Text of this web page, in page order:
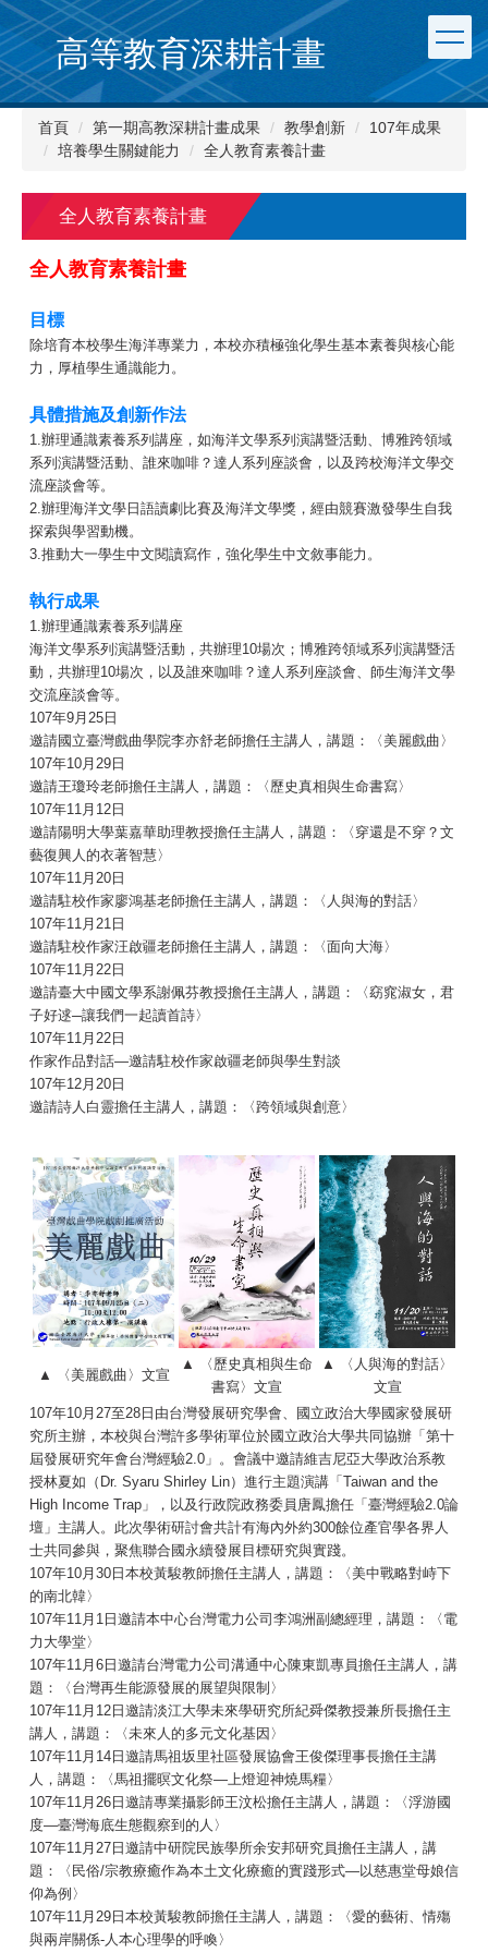
跳
到
主
要
內
高等教育深耕計畫
首頁 第一期高教深耕計畫成果 教學創新
107年成果
培養學生關鍵能力
全人教育素養計畫
全人教育素養計畫
全人教育素養計畫
目標
除培育本校學生海洋專業力，本校亦積極強化學生基本素養與核心能
力，厚植學生通識能力。
具體措施及創新作法
1.辦理通識素養系列講座，如海洋文學系列演講暨活動、博雅跨領域
系列演講暨活動、誰來咖啡？達人系列座談會，以及跨校海洋文學交
流座談會等。
2.辦理海洋文學日語讀劇比賽及海洋文學獎，經由競賽激發學生自我
探索與學習動機。
3.推動大一學生中文閱讀寫作，強化學生中文敘事能力。
執行成果
1.辦理通識素養系列講座
海洋文學系列演講暨活動，共辦理10場次；博雅跨領域系列演講暨活
動，共辦理10場次，以及誰來咖啡？達人系列座談會、師生海洋文學
交流座談會等。
107年9月25日
邀請國立臺灣戲曲學院李亦舒老師擔任主講人，講題：〈美麗戲曲〉
107年10月29日
邀請王瓊玲老師擔任主講人，講題：〈歷史真相與生命書寫〉
107年11月12日
邀請陽明大學葉嘉華助理教授擔任主講人，講題：〈穿還是不穿？文
藝復興人的衣著智慧〉
107年11月20日
邀請駐校作家廖鴻基老師擔任主講人，講題：〈人與海的對話〉
107年11月21日
邀請駐校作家汪啟疆老師擔任主講人，講題：〈面向大海〉
107年11月22日
邀請臺大中國文學系謝佩芬教授擔任主講人，講題：〈窈窕淑女，君
子好逑─讓我們一起讀首詩〉
107年11月22日
作家作品對話—邀請駐校作家啟疆老師與學生對談
107年12月20日
邀請詩人白靈擔任主講人，講題：〈跨領域與創意〉
▲ 〈美麗戲曲〉文宣
▲ 〈歷史真相與生命
書寫〉文宣
▲ 〈人與海的對話〉
文宣
107年10月27至28日由台灣發展研究學會、國立政治大學國家發展研
究所主辦，本校與台灣許多學術單位於國立政治大學共同協辦「第十
屆發展研究年會台灣經驗2.0」。會議中邀請維吉尼亞大學政治系教
授林夏如（Dr. Syaru Shirley Lin）進行主題演講「Taiwan and the
High Income Trap」，以及行政院政務委員唐鳳擔任「臺灣經驗2.0論
壇」主講人。此次學術研討會共計有海內外約300餘位產官學各界人
士共同參與，聚焦聯合國永續發展目標研究與實踐。
107年10月30日本校黃駿教師擔任主講人，講題：〈美中戰略對峙下
的南北韓〉
107年11月1日邀請本中心台灣電力公司李鴻洲副總經理，講題：〈電
力大學堂〉
107年11月6日邀請台灣電力公司溝通中心陳東凱專員擔任主講人，講
題：〈台灣再生能源發展的展望與限制〉
107年11月12日邀請淡江大學未來學研究所紀舜傑教授兼所長擔任主
講人，講題：〈未來人的多元文化基因〉
107年11月14日邀請馬祖坂里社區發展協會王俊傑理事長擔任主講
人，講題：〈馬祖擺暝文化祭—上燈迎神燒馬糧〉
107年11月26日邀請專業攝影師王汶松擔任主講人，講題：〈浮游國
度—臺灣海底生態觀察到的人〉
107年11月27日邀請中研院民族學所余安邦研究員擔任主講人，講
題：〈民俗/宗教療癒作為本土文化療癒的實踐形式—以慈惠堂母娘信
仰為例〉
107年11月29日本校黃駿教師擔任主講人，講題：〈愛的藝術、情殤
與兩岸關係-人本心理學的呼喚〉